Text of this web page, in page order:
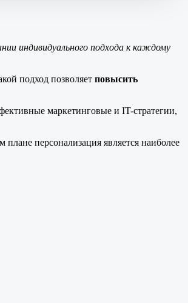
индивидуального подхода к каждому
подход позволяет повысить
маркетинговые и IT-стратегии,
плане персонализация является наиболее